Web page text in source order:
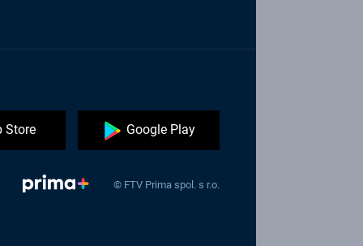
Store Google Play
© FTV Prima spol. s r.o.